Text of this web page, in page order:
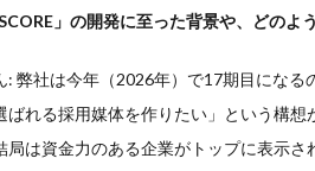
」の開発に至った背景や、どの
: 弊社は今年（2026年）で17期目にな
ばれる採用媒体を作りたい」という構
局は資金力のある企業がトップに表示